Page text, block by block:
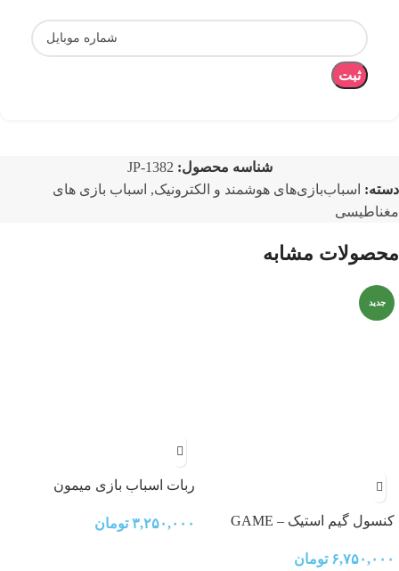
ثبت
شناسه محصول: JP-1382
دسته: اسباب‌بازی‌های هوشمند و الکترونیک, اسباب بازی های
مغناطیسی
محصولات مشابه
جدید
کنسول گيم استيک – GAME
۶,۷۵۰,۰۰۰ تومان
ربات اسباب بازی میمون
BLUETOOTH ORANGUTAN
۳,۲۵۰,۰۰۰ تومان